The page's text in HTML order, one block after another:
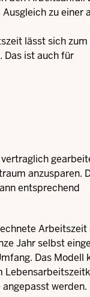
zu einer
lässt sich zum
Das ist auch für
anzusparen.
entsprechend
Jahr selbst
Das Modell
werden.